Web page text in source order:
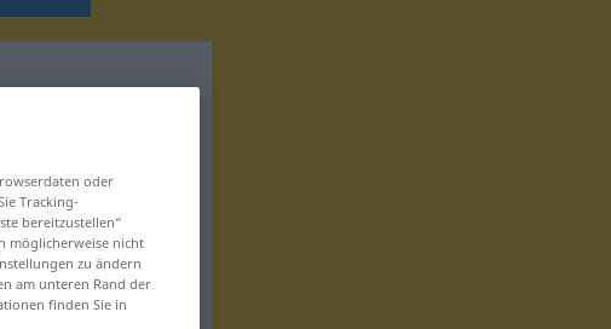
oder
Tracking-
bereitzustellen“
möglicherweise nicht
zu ändern
am unteren Rand der
finden Sie in